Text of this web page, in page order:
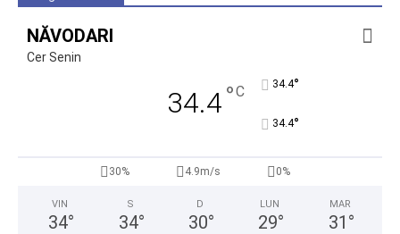
NĂVODARI
Cer Senin
34.4°C 34.4°
34.4°
30% 4.9m/s 0%
VIN
34°
S
34°
D
30°
LUN
29°
MAR
31 °